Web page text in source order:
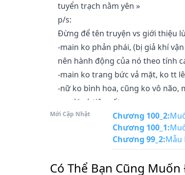
tuyển trạch nằm yên »
p/s:
Đừng để tên truyện vs giới thiệu
-main ko phản phái, (bị giả khí
nên hành động của nó theo tính
-main ko trang bức vả mặt, ko tt
-nữ ko bình hoa, cũng ko vô não,
người có tiên cốt...
Xuyên việt đến rất nhiều tiểu
Tử, bắt đầu chính là Cửu Long
Còn tốt kích hoạt rồi nằm yên hệ
Mới Cập Nhật Chương 100_2:
Chương 100_1:
Chương 99_2:Mẫu
Có Thể Bạn Cũng